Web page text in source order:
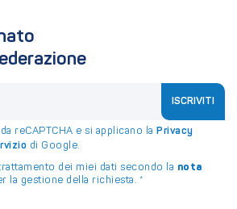
ISCRIVITI
reCAPTCHA e si applicano la Privacy
di Google.
dei miei dati secondo la nota
la gestione della richiesta. *